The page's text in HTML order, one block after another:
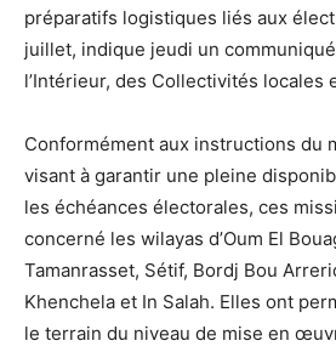
préparatifs logistiques liés aux
juillet, indique jeudi un
l’Intérieur, des Collectivités locales
Conformément aux instructions du
visant à garantir une pleine
les échéances électorales, ces
concerné les wilayas d’Oum El
Tamanrasset, Sétif, Bordj Bou
Khenchela et In Salah. Elles ont
le terrain du niveau de mise en